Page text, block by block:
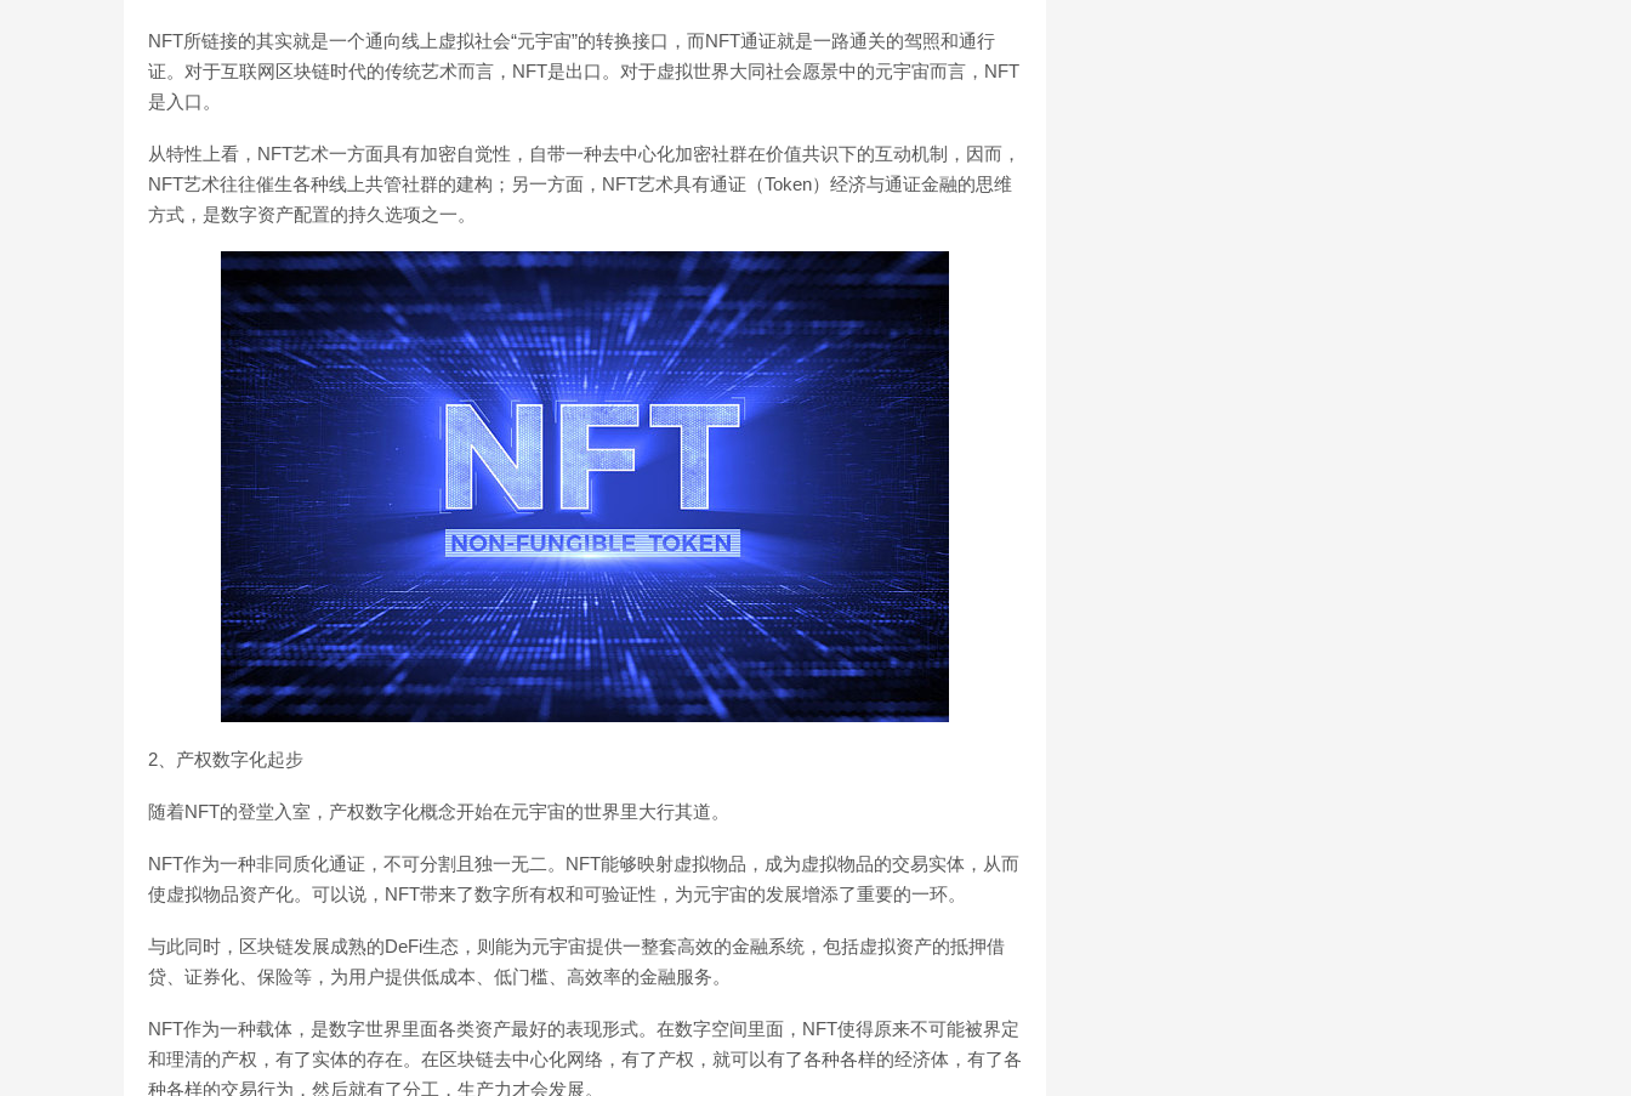
NFT所链接的其实就是一个通向线上虚拟社会“元宇宙”的转换接口，而NFT通证就是一路通关的驾照和通行
证。对于互联网区块链时代的传统艺术而言，NFT是出口。对于虚拟世界大同社会愿景中的元宇宙而言，NFT
是入口。
从特性上看，NFT艺术一方面具有加密自觉性，自带一种去中心化加密社群在价值共识下的互动机制，因而，
NFT艺术往往催生各种线上共管社群的建构；另一方面，NFT艺术具有通证（Token）经济与通证金融的思维
方式，是数字资产配置的持久选项之一。
2、产权数字化起步
随着NFT的登堂入室，产权数字化概念开始在元宇宙的世界里大行其道。
NFT作为一种非同质化通证，不可分割且独一无二。NFT能够映射虚拟物品，成为虚拟物品的交易实体，从而
使虚拟物品资产化。可以说，NFT带来了数字所有权和可验证性，为元宇宙的发展增添了重要的一环。
与此同时，区块链发展成熟的DeFi生态，则能为元宇宙提供一整套高效的金融系统，包括虚拟资产的抵押借
贷、证券化、保险等，为用户提供低成本、低门槛、高效率的金融服务。
NFT作为一种载体，是数字世界里面各类资产最好的表现形式。在数字空间里面，NFT使得原来不可能被界定
和理清的产权，有了实体的存在。在区块链去中心化网络，有了产权，就可以有了各种各样的经济体，有了各
种各样的交易行为，然后就有了分工，生产力才会发展。